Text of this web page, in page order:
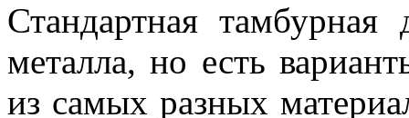
Стандартная
металла, но есть
из самых разных